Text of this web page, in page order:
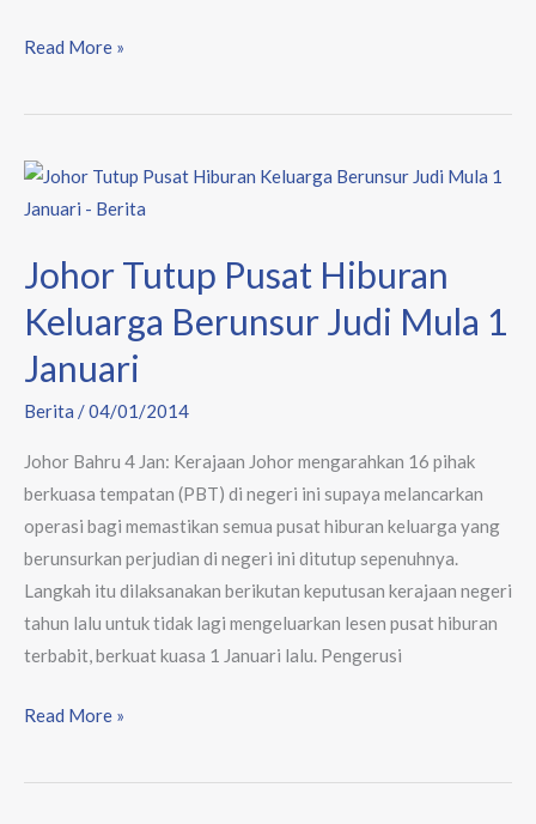
Read More »
Johor Tutup Pusat Hiburan
Keluarga Berunsur Judi Mula 1
Januari
Berita /04/01/2014
Johor Bahru 4 Jan: Kerajaan Johor mengarahkan 16 pihak
berkuasa tempatan (PBT) di negeri ini supaya melancarkan
operasi bagi memastikan semua pusat hiburan keluarga yang
berunsurkan perjudian di negeri ini ditutup sepenuhnya.
Langkah itu dilaksanakan berikutan keputusan kerajaan negeri
tahun lalu untuk tidak lagi mengeluarkan lesen pusat hiburan
terbabit, berkuat kuasa 1 Januari lalu. Pengerusi
Johor
Tutup
Hiburan
Keluarga
Berunsur
Judi
Mula
Januari
Read More »